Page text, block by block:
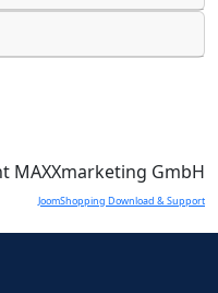
MAXXmarketing GmbH
JoomShopping Download & Support